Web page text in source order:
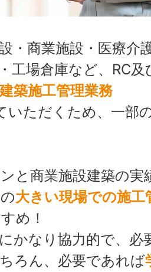
・商業施設・医療介
工場倉庫など、RC
築施工管理業務
いただくため、一部
と商業施設建築の実
大きい現場での施工
め！
かなり協力的で、必
ろん、必要であれば